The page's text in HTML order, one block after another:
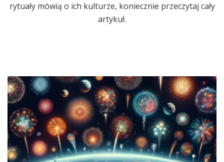
rytuały mówią o ich kulturze, koniecznie przeczytaj cały
artykuł.